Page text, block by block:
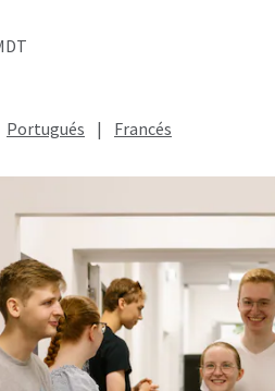
Portugués | Francés